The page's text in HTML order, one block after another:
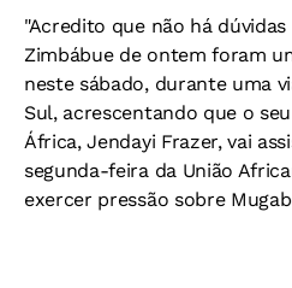
"Acredito que não há
Zimbábue de ontem foram
neste sábado, durante uma
Sul, acrescentando que o
África, Jendayi Frazer, vai
segunda-feira da União
exercer pressão sobre